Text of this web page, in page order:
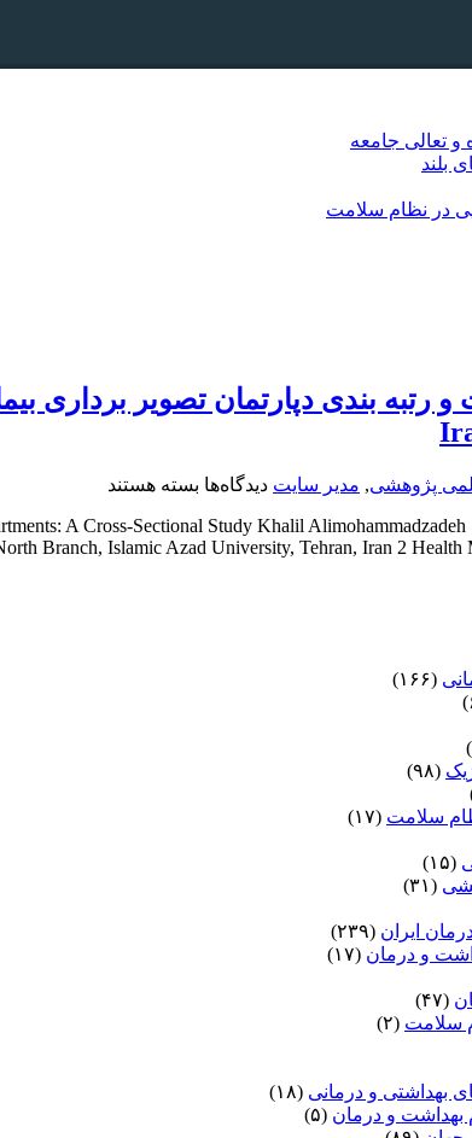
و تعالی جامعه
بلند
در نظام سلامت
پژوهشی, مدیر سایت دیدگاه‌ها برای
ارزیابی
كيفيت
بسته هستند
A Cross-Sectional Study Khalil
Branch, Islamic Azad University, Tehran, Iran 2 Health
(۱۶۶)
(۹۸)
سلامت (۱۷)
(۱۵)
(۳۱)
ایران (۲۳۹)
و درمان (۱۷)
(۴۷)
سلامت (۲)
بهداشتی و درمانی (۱۸)
بهداشت و درمان (۵)